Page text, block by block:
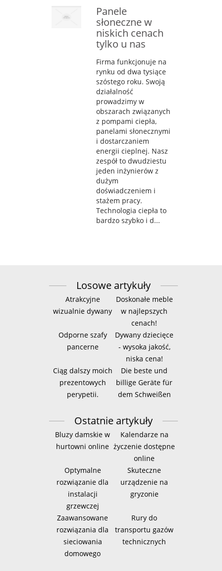
Panele
słoneczne w
niskich cenach
tylko u nas
Firma funkcjonuje na
rynku od dwa tysiące
szóstego roku. Swoją
działalność
prowadzimy w
obszarach związanych
z pompami ciepła,
panelami słonecznymi
i dostarczaniem
energii cieplnej. Nasz
zespół to dwudziestu
jeden inżynierów z
dużym
doświadczeniem i
stażem pracy.
Technologia ciepła to
bardzo szybko i d...
Losowe artykuły
Atrakcyjne
wizualnie dywany
Doskonałe meble
w najlepszych
cenach!
Odporne szafy
pancerne
Dywany dziecięce
- wysoka jakość,
niska cena!
Ciąg dalszy moich
prezentowych
perypetii.
Die beste und
billige Geräte für
dem Schweißen
Ostatnie artykuły
Bluzy damskie w
hurtowni online
Kalendarze na
życzenie dostępne
online
Optymalne
rozwiązanie dla
instalacji
grzewczej
Skuteczne
urządzenie na
gryzonie
Zaawansowane
rozwiązania dla
sieciowania
domowego
Rury do
transportu gazów
technicznych